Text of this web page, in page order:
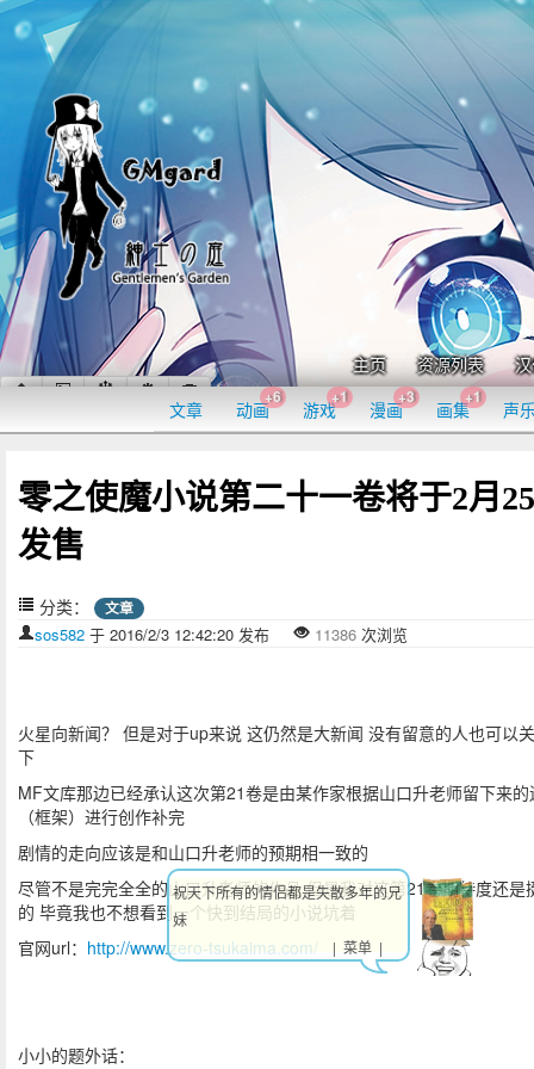
主页 资源列表
文章 动画
+6
游戏
+1
漫画
+3
画集
+1
声
零之使魔小说第二十一卷将于2月
发售
分类： 文章
sos582 于 2016/2/3 12:42:20 发布 11386 次浏览
火星向新闻？ 但是对于up来说 这仍然是大新闻 没有留意的人也可以
下
MF文库那边已经承认这次第21卷是由某作家根据山口升老师留下来的
（框架）进行创作补完
剧情的走向应该是和山口升老师的预期相一致的
尽管不是完完全全的山口升老师的作品 但是我对这第21卷期待度还是
的 毕竟我也不想看到一个快到结局的小说坑着
官网url： http://www.zero-tsukaima.com/
小小的题外话：
祝天下所有的情侣都是失散多年的兄
妹
| 菜单 |